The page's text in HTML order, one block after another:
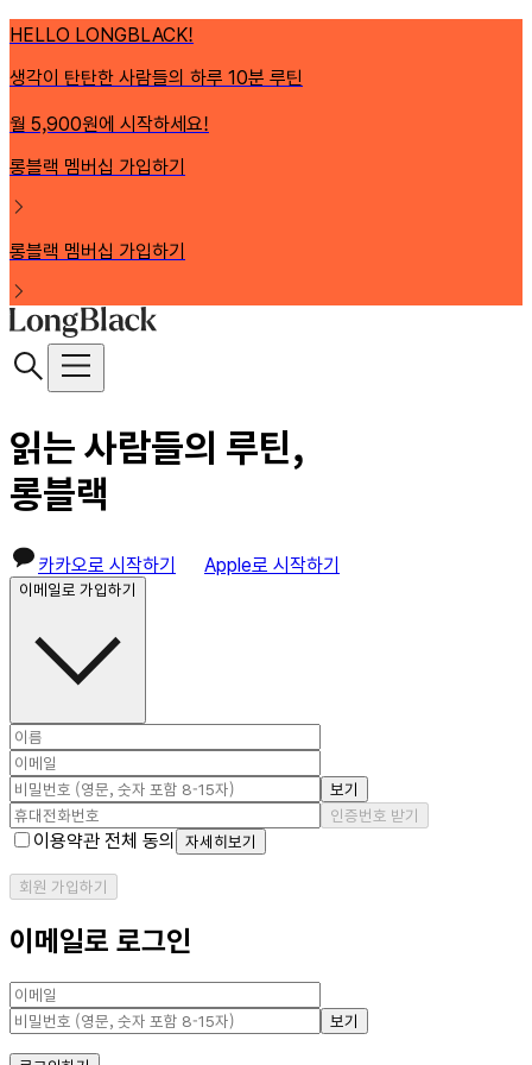
HELLO LONGBLACK!
생각이 탄탄한 사람들의 하루 10분 루틴
월 5,900원에 시작하세요!
롱블랙 멤버십 가입하기
롱블랙 멤버십 가입하기
읽는 사람들의 루틴,
롱블랙
카카오로 시작하기 Apple로 시작하기
이메일로 가입하기
보기
인증번호 받기
이용약관 전체 동의 자세히보기
회원 가입하기
이메일로 로그인
보기